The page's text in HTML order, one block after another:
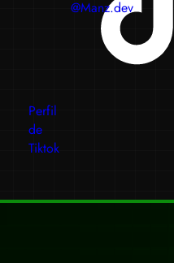
@Manz.dev
Perfil
de
Tiktok